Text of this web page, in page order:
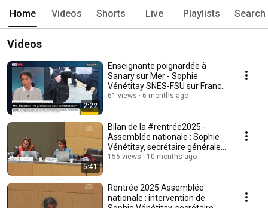
Home Videos Shorts Live Playlists Search
Videos
2:22
Enseignante poignardée à
Sanary sur Mer - Sophie
Vénétitay SNES-FSU sur France
info
61 views 6 months ago
5:41
Bilan de la #rentrée2025 -
Assemblée nationale : Sophie
Vénétitay, secrétaire générale
du SNES-FSU
156 views 10 months ago
Rentrée 2025 Assemblée
nationale : intervention de